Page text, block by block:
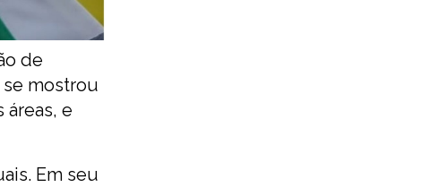
de
mostrou
e
Em seu